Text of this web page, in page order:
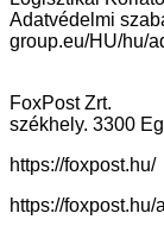
Adatvédelmi
group.eu/HU/hu/
FoxPostZrt.
székhely. 3300
https://foxpost.hu/
https://